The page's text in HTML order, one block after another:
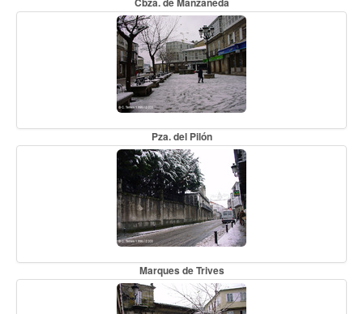
Pza. del Pilón
Marques de Trives